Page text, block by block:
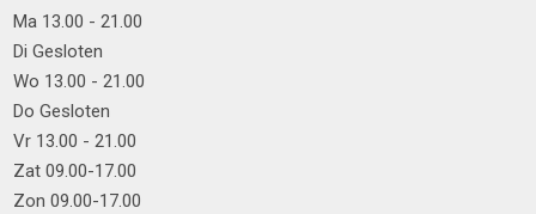
Ma 13.00 - 21.00
Di Gesloten
Wo 13.00 - 21.00
Do Gesloten
Vr 13.00 - 21.00
Zat 09.00-17.00
Zon 09.00-17.00